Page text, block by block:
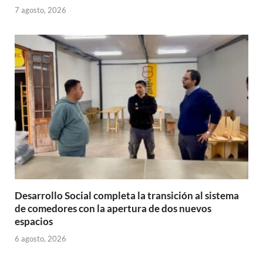
7 agosto, 2026
Desarrollo Social completa la transición al sistema
de comedores con la apertura de dos nuevos
espacios
6 agosto, 2026